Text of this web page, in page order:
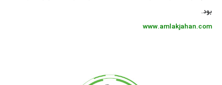
بود.
www.amlakjahan.com